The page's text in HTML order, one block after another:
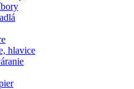
hlavice